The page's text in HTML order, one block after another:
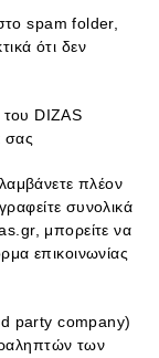
spam folder,
ότι δεν
του DIZAS
σας
πλέον
συνολικά
μπορείτε να
επικοινωνίας
party company)
των